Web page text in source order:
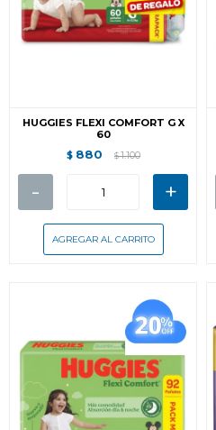
HUGGIES FLEXI COMFORT G X
60
$ 880 $ 1.100
- +